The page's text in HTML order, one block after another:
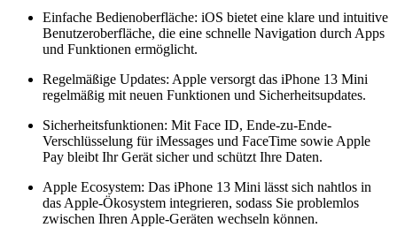
Einfache Bedienoberfläche: iOS bietet eine klare und intuitive
Benutzeroberfläche, die eine schnelle Navigation durch Apps
und Funktionen ermöglicht.
Regelmäßige Updates: Apple versorgt das iPhone 13 Mini
regelmäßig mit neuen Funktionen und Sicherheitsupdates.
Sicherheitsfunktionen: Mit Face ID, Ende-zu-Ende-
Verschlüsselung für iMessages und FaceTime sowie Apple
Pay bleibt Ihr Gerät sicher und schützt Ihre Daten.
Apple Ecosystem: Das iPhone 13 Mini lässt sich nahtlos in
das Apple-Ökosystem integrieren, sodass Sie problemlos
zwischen Ihren Apple-Geräten wechseln können.